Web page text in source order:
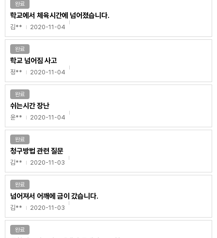
완료
학교에서 체육시간에 넘어졌습니다.
김** 2020-11-04
완료
학교 넘어짐 사고
정** 2020-11-04
완료
쉬는시간 장난
윤** 2020-11-04
완료
청구방법 관련 질문
김** 2020-11-03
완료
넘어져서 어깨에 금이 갔습니다.
김** 2020-11-03
완료